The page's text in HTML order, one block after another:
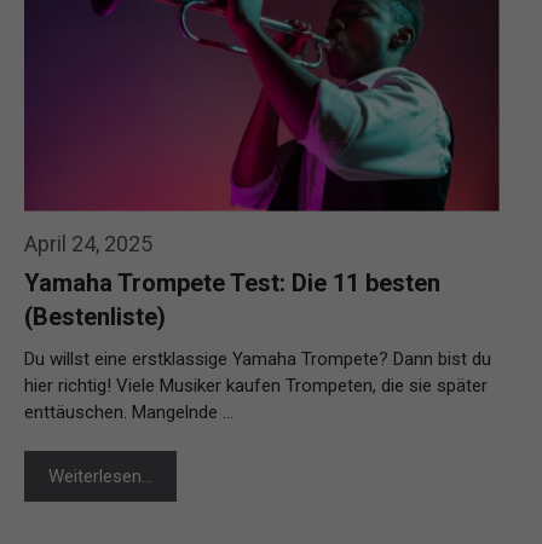
April 24, 2025
Yamaha Trompete Test: Die 11 besten
(Bestenliste)
Du willst eine erstklassige Yamaha Trompete? Dann bist du
hier richtig! Viele Musiker kaufen Trompeten, die sie später
enttäuschen. Mangelnde …
Weiterlesen…